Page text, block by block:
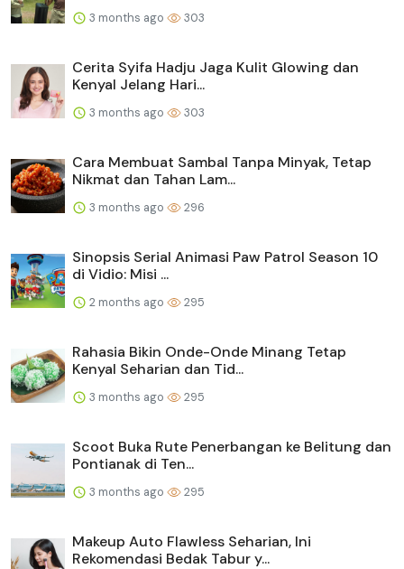
3 months ago 303
Cerita Syifa Hadju Jaga Kulit Glowing dan
Kenyal Jelang Hari...
3 months ago 303
Cara Membuat Sambal Tanpa Minyak, Tetap
Nikmat dan Tahan Lam...
3 months ago 296
Sinopsis Serial Animasi Paw Patrol Season 10
di Vidio: Misi ...
2 months ago 295
Rahasia Bikin Onde-Onde Minang Tetap
Kenyal Seharian dan Tid...
3 months ago 295
Scoot Buka Rute Penerbangan ke Belitung dan
Pontianak di Ten...
3 months ago 295
Makeup Auto Flawless Seharian, Ini
Rekomendasi Bedak Tabur y...